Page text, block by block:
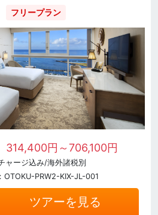
フリープラン
314,400円～706,100円
ャージ込み/海外諸税別
OTOKU-PRW2-KIX-JL-001
ツアーを見る